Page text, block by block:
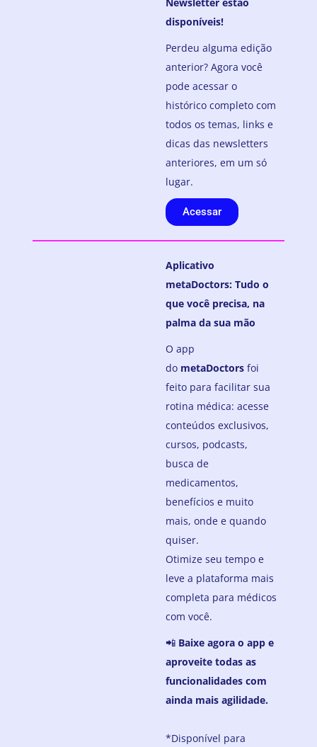
disponíveis!
Perdeu alguma edição
anterior? Agora você
pode acessar o
histórico completo com
todos os temas, links e
dicas das newsletters
anteriores, em um só
lugar.
Acessar
Aplicativo
metaDoctors: Tudo o
que você precisa, na
palma da sua mão
O app
do metaDoctors foi
feito para facilitar sua
rotina médica: acesse
conteúdos exclusivos,
cursos, podcasts,
busca de
medicamentos,
benefícios e muito
mais, onde e quando
quiser.
Otimize seu tempo e
leve a plataforma mais
completa para médicos
com você.
📲 Baixe agora o app e
aproveite todas as
funcionalidades com
ainda mais agilidade.
*Disponível para